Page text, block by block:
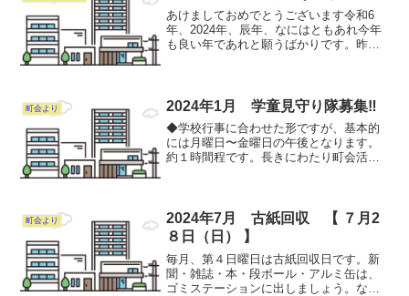
あけましておめでとうございます令和6
年、2024年、辰年、なにはともあれ今年
も良い年であれと願うばかりです。昨年
なさまは、一歩を踏み...
町会より 2024年1月 学童見守り隊募集‼︎
◆学校行事に合わせた形ですが、基本的
には月曜日〜金曜日の午後となります。
約１時間程です。長きにわたり町会活動
町会より
2024年7月 古紙回収 【 ７月2
８日（日） 】
毎月、第４日曜日は古紙回収日です。新
聞・雑誌・本・段ボール・アルミ缶は、
ゴミステーションに出しましょう。な